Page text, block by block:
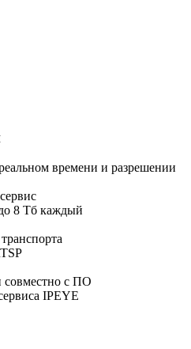
времени и разрешении
8 Тб каждый
совместно с ПО
IPEYE